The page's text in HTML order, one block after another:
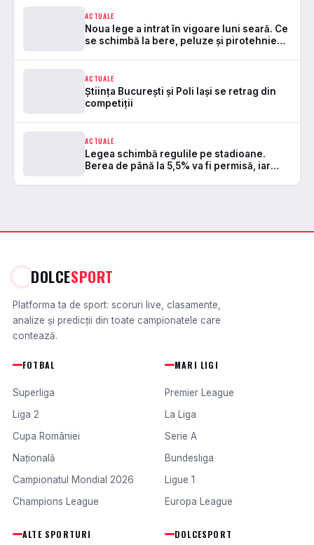
ACTUALE
Noua lege a intrat în vigoare luni seară. Ce
se schimbă la bere, peluze și pirotehnie
ACTUALE
Știința București și Poli Iași se retrag din
competiții
ACTUALE
Legea schimbă regulile pe stadioane.
Berea de până la 5,5% va fi permisă, iar
DOLCESPORT
Platforma ta de sport: scoruri live, clasamente,
analize și predicții din toate campionatele care
contează.
FOTBAL
Superliga
Liga 2
Cupa României
Națională
Campionatul Mondial 2026
Champions League
MARI LIGI
Premier League
La Liga
Serie A
Bundesliga
Ligue 1
Europa League
ALTE SPORTURI DOLCESPORT